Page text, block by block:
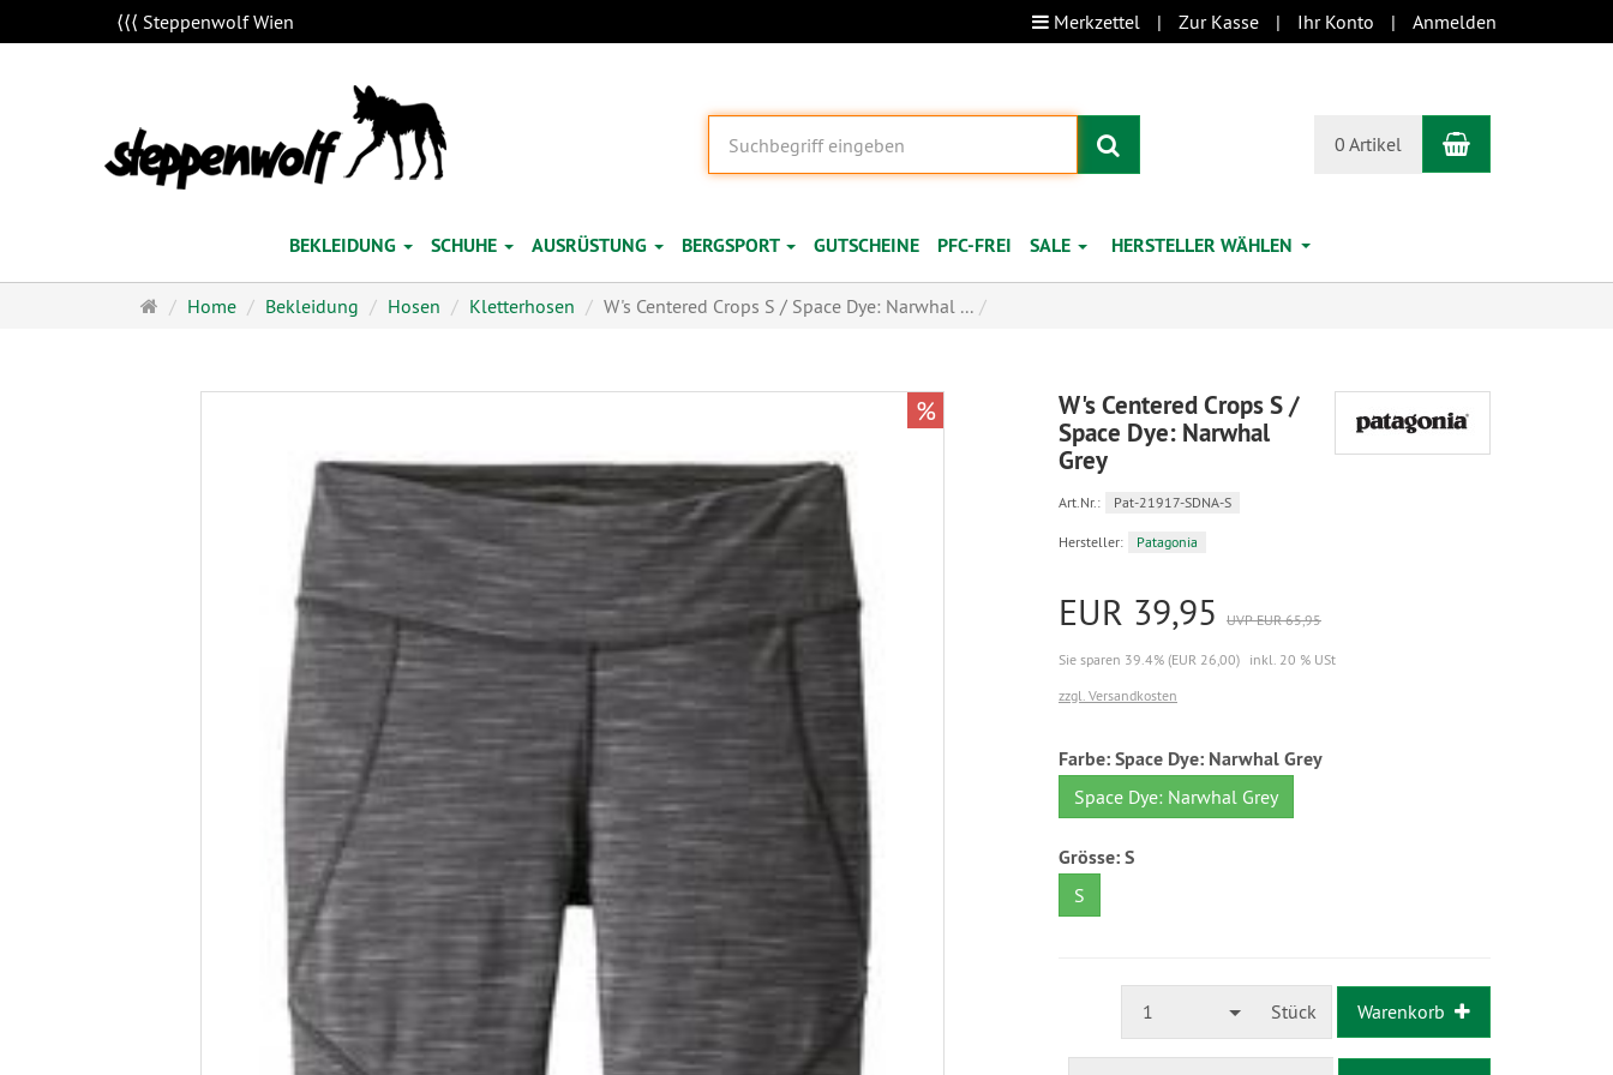
⟨⟨⟨ Steppenwolf Wien Merkzettel Zur Kasse Ihr Konto Anmelden
0 Artikel Warenkorb
BEKLEIDUNG SCHUHE AUSRÜSTUNG BERGSPORT GUTSCHEINE PFC-FREI SALE HERSTELLER WÄHLEN
Startseite
Home Bekleidung Hosen Kletterhosen W's Centered Crops S / Space Dye: Narwhal ...
%
W's Centered Crops S /
Space Dye: Narwhal
Grey
Art.Nr.: Pat-21917-SDNA-S
Hersteller: Patagonia
EUR 39,95 UVP EUR 65,95
Sie sparen 39.4% (EUR 26,00) inkl. 20 % USt
zzgl. Versandkosten
Farbe:Space Dye: Narwhal Grey
Space Dye: Narwhal Grey
Grösse:S
S
1 Stück Warenkorb